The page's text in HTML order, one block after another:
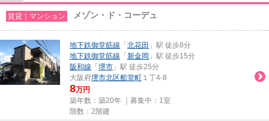
賃貸｜マンション メゾン・ド・コーデュ
地下鉄御堂筋線 「 北花田 」駅 徒歩8分
地下鉄御堂筋線 「 新金岡 」駅 徒歩15分
阪和線 「 堺市 」駅 徒歩25分
大阪府堺市北区船堂町 １丁4-8
8万円
築年数：築20年 ｜募集中： 1室
階数：2階建